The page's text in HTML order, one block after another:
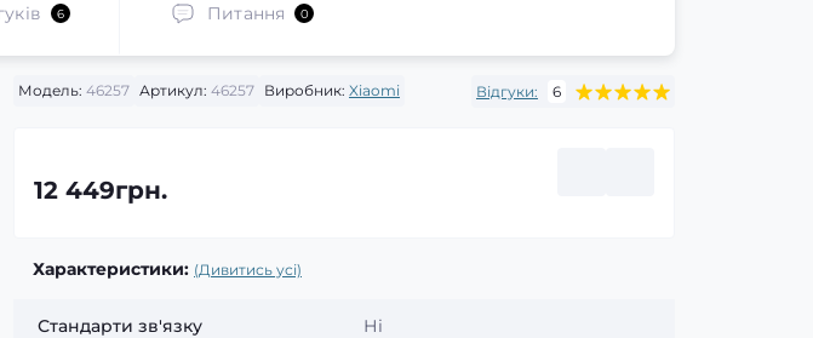
6 Питання 0
Модель: 46257 Артикул: 46257 Виробник: Xiaomi Відгуки: 6
12 449грн.
Характеристики: (Дивитись усі)
Стандарти зв'язку Ні